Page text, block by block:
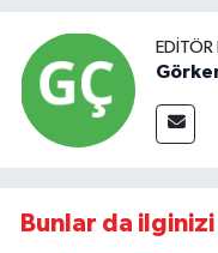
Bunlar da